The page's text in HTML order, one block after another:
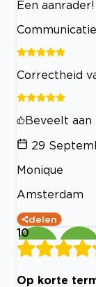
Een aanrader!
Correctheid
Beveelt aan
29
Monique
Amsterdam
delen
10
Op korte